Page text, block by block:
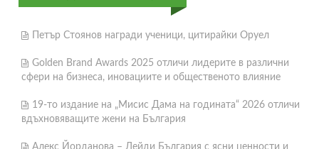
Петър Стоянов награди ученици, цитирайки Оруел
Golden Brand Awards 2025 отличи лидерите в различни
сфери на бизнеса, иновациите и общественото влияние
19-то издание на „Мисис Дама на годината“ 2026 отличи
вдъхновяващите жени на България
Алекс Йорданова – Лейди България с ясни ценности и